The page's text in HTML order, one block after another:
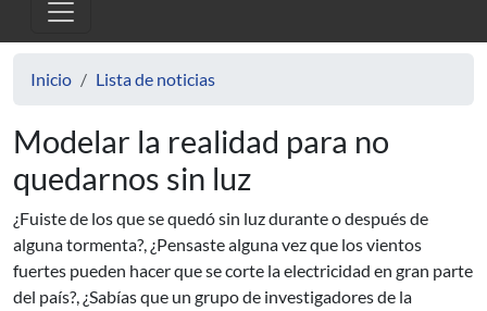
Inicio Lista de noticias
Modelar la realidad para no
quedarnos sin luz
¿Fuiste de los que se quedó sin luz durante o después de
alguna tormenta?, ¿Pensaste alguna vez que los vientos
fuertes pueden hacer que se corte la electricidad en gran parte
del país?, ¿Sabías que un grupo de investigadores de la